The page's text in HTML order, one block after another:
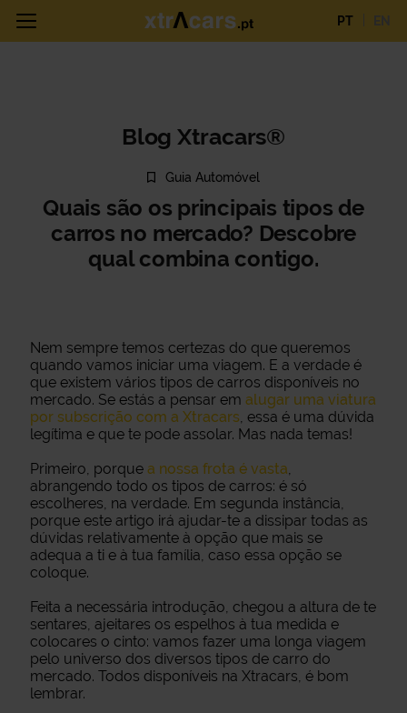
PT
Blog Xtracars®
Guia Automóvel
Quais são os principais tipos de
carros no mercado? Descobre
qual combina contigo.
Nem sempre temos certezas do que queremos
quando vamos iniciar uma viagem. E a verdade é
que existem vários tipos de carros disponíveis no
mercado. Se estás a pensar em alugar uma viatura
por subscrição com a Xtracars, essa é uma dúvida
legítima e que te pode assolar. Mas nada temas!
Primeiro, porque a nossa frota é vasta,
abrangendo todo os tipos de carros: é só
escolheres, na verdade. Em segunda instância,
porque este artigo irá ajudar-te a dissipar todas as
dúvidas relativamente à opção que mais se
adequa a ti e à tua família, caso essa opção se
coloque.
Feita a necessária introdução, chegou a altura de te
sentares, ajeitares os espelhos à tua medida e
colocares o cinto: vamos fazer uma longa viagem
pelo universo dos diversos tipos de carro do
mercado. Todos disponíveis na Xtracars, é bom
lembrar.